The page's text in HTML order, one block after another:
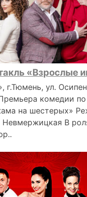
«Взрослые
г.Тюмень, ул.
комедии по
на шестерых»
Невмержицкая В